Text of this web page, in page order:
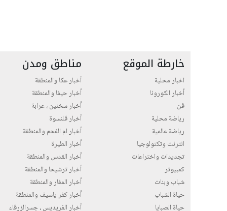
خارطة الموقع
اخبار محلية
أخبار الكورونا
فن
رياضة محلية
رياضة عالمية
انترنت وتكنولوجيا
تجديدات واختراعات
كمبيوتر
شباب وبنات
حياة الشباب
حياة الصبايا
مناطق ومدن
أخبار عكا والمنطقة
أخبار حيفا والمنطقة
أخبار سخنين ، عرابة
أخبار قلنسوة
أخبار ام الفحم والمنطقة
أخبار الطيرة
أخبار القدس والمنطقة
أخبار ترشيحا والمنطقة
أخبار المغار والمنطقة
أخبار كفر ياسيف والمنطقة
أخبار الفريديس ، جسرالزرقاء